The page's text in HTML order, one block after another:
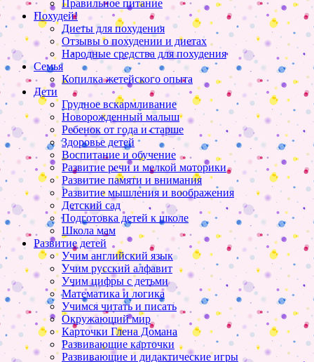
Правильное питание
Похудей!
Диеты для похудения
Отзывы о похудении и диетах
Народные средства для похудения
Семья
Копилка жетейского опыта
Дети
Грудное вскармливание
Новорожденный малыш
Ребенок от года и старше
Здоровье детей
Воспитание и обучение
Развитие речи и мелкой моторики
Развитие памяти и внимания
Развитие мышления и воображения
Детский сад
Подготовка детей к школе
Школа мам
Развитие детей
Учим английский язык
Учим русский алфавит
Учим цифры с детьми
Математика и логика
Учимся читать и писать
Окружающий мир
Карточки Глена Домана
Развивающие карточки
Развивающие и дидактические игры